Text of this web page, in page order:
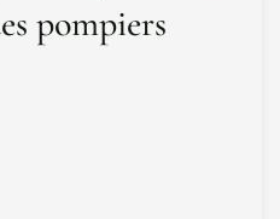
pompiers